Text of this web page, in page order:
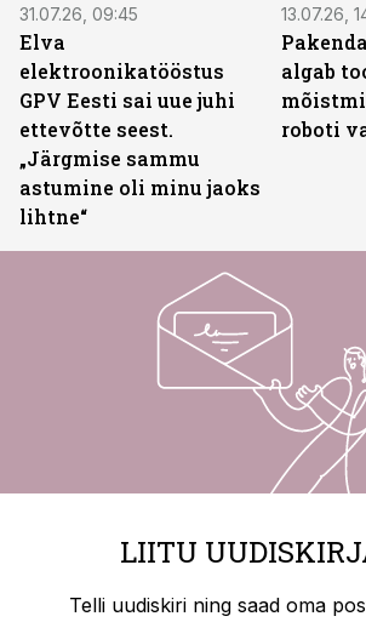
31.07.26, 09:45
Elva
elektroonikatööstus
GPV Eesti sai uue juhi
ettevõtte seest.
„Järgmise sammu
astumine oli minu jaoks
lihtne“
13.07.26,
algab
roboti
LIITU
Telli uudiskiri ning saad oma